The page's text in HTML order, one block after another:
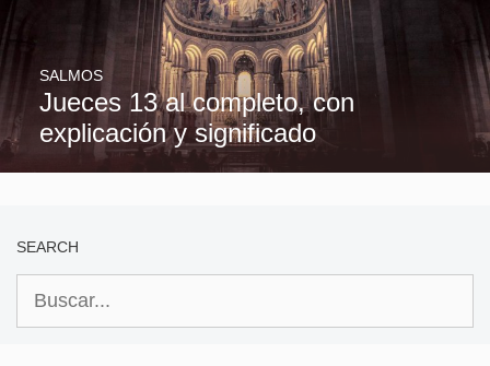
Jueces 13 al completo, con
explicación y significado
SALMOS
SEARCH